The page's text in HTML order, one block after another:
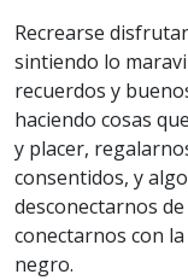
Recrearse
sintiendo lo
recuerdos y
haciendo cosas
y placer,
consentidos, y
desconectarnos
conectarnos con
negro.